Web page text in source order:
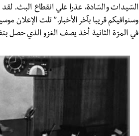
السّيدات والسّادة، عذرا علي انقطاع البث.
وسنوافيكم قريبا بآخر الأخبار.” تلت
في المرّة الثانية أخذ يصف الغزو الذي حصل